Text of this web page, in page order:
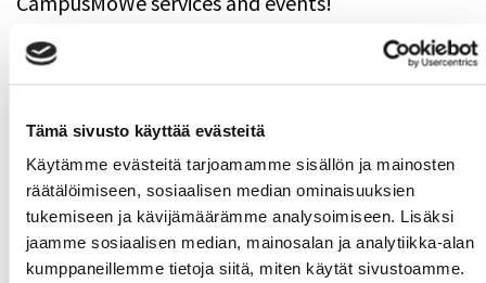
Tämä sivusto käyttää evästeitä
Käytämme evästeitä tarjoamamme sisällön ja mainosten
räätälöimiseen, sosiaalisen median ominaisuuksien
tukemiseen ja kävijämäärämme analysoimiseen. Lisäksi
jaamme sosiaalisen median, mainosalan ja analytiikka-alan
kumppaneillemme tietoja siitä, miten käytät sivustoamme.